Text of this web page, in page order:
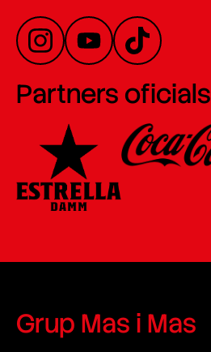
Partners oficials
Grup Mas i Mas